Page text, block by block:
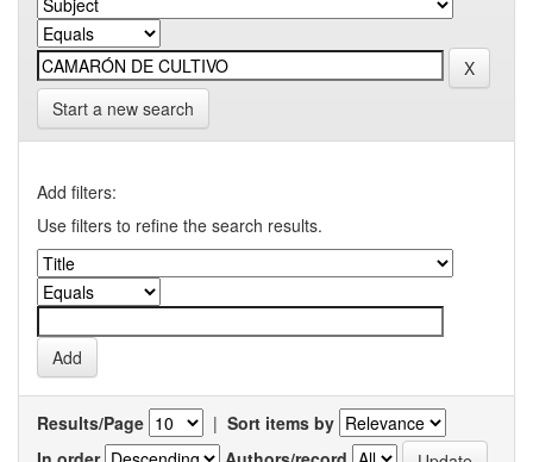
Start a new search
Add filters:
Use filters to refine the search results.
Results/Page | Sort items by